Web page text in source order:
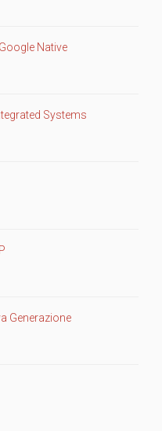
Native
Systems
Generazione